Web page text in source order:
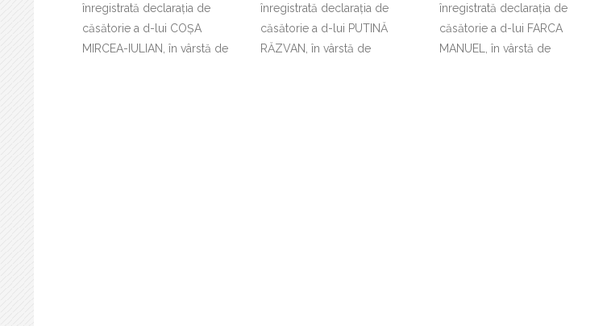
înregistrată declaraţia de
căsătorie a d-lui COȘA
MIRCEA-IULIAN, în vârstă de
înregistrată declaraţia de
căsătorie a d-lui PUTINĂ
RĂZVAN, în vârstă de
înregistrată declaraţia de
căsătorie a d-lui FARCA
MANUEL, în vârstă de